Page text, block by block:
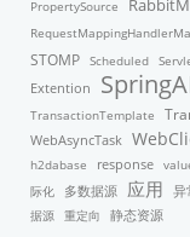
PropertySource
STOMP Scheduled
Extention
TransactionTemplate
WebAsyncTask
h2dabase
response
际化
多数据源 应用 异
据源 重定向 静态资源